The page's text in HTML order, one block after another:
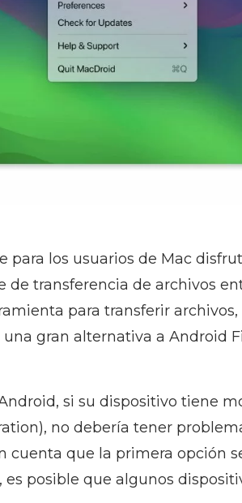
para los usuarios de Mac
transferencia de archivos
para transferir archivos,
gran alternativa a Android
si su dispositivo tiene
no debería tener
cuenta que la primera opción
posible que algunos